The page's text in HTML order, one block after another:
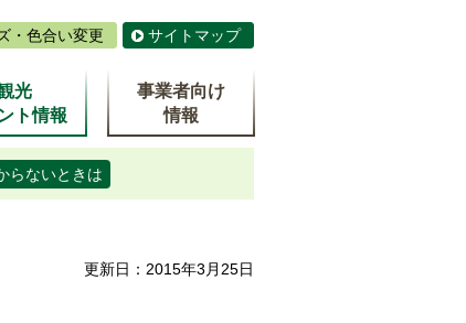
・色合い変更 サイトマップ
光
ト情報
事業者向け
情報
らないときは
更新日：2015年3月25日